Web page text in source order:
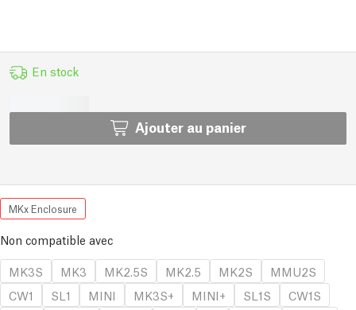
En stock
Ajouter au panier
MKx Enclosure
Non compatible avec
MK3S
MK3 MK2.5S MK2.5 MK2S
MMU2S
CW1
SL1 MINI MK3S+ MINI+ SL1S
CW1S